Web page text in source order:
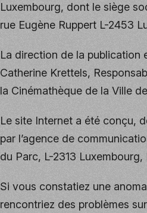
Luxembourg, dont le siège
rue Eugène Ruppert L-2453
La direction de la publication
Catherine Krettels,
la Cinémathèque de la Ville
Le site Internet a été conçu,
par l’agence de
du Parc, L-2313 Luxembourg,
Si vous constatiez une
rencontriez des problèmes